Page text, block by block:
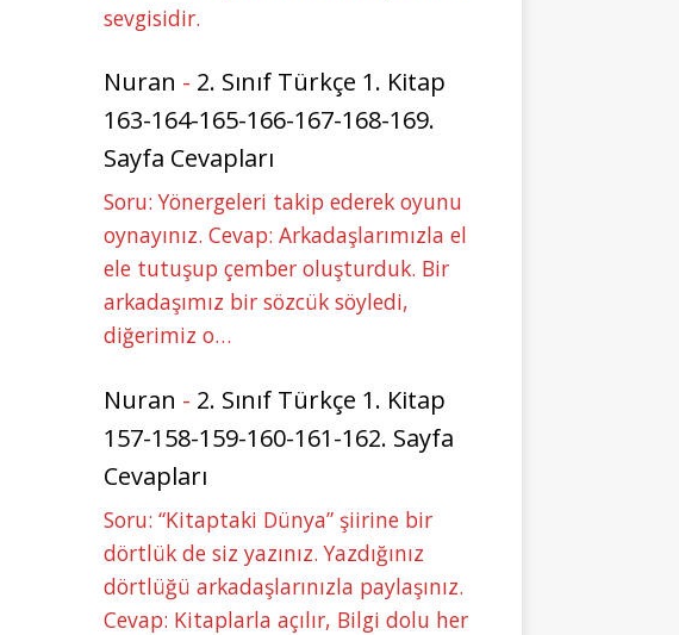
sevgisidir.
Nuran - 2. Sınıf Türkçe 1. Kitap
163-164-165-166-167-168-169.
Sayfa Cevapları
Soru: Yönergeleri takip ederek oyunu
oynayınız. Cevap: Arkadaşlarımızla el
ele tutuşup çember oluşturduk. Bir
arkadaşımız bir sözcük söyledi,
diğerimiz o…
Nuran - 2. Sınıf Türkçe 1. Kitap
157-158-159-160-161-162. Sayfa
Cevapları
Soru: “Kitaptaki Dünya” şiirine bir
dörtlük de siz yazınız. Yazdığınız
dörtlüğü arkadaşlarınızla paylaşınız.
Cevap: Kitaplarla açılır, Bilgi dolu her